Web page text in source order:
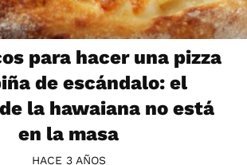
para hacer una pizza
de escándalo: el
la hawaiana no está
en la masa
HACE 3 AÑOS